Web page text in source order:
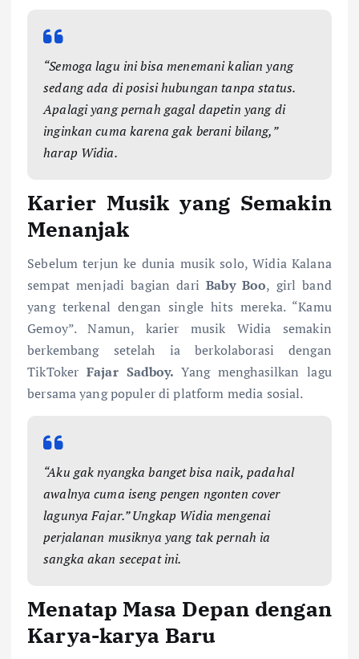
“Semoga lagu ini bisa menemani kalian yang
sedang ada di posisi hubungan tanpa status.
Apalagi yang pernah gagal dapetin yang di
inginkan cuma karena gak berani bilang,”
harap Widia.
Karier Musik yang Semakin
Menanjak
Sebelum terjun ke dunia musik solo, Widia Kalana
sempat menjadi bagian dariBaby Boo, girl band
yang terkenal dengan single hits mereka. “Kamu
Gemoy”. Namun, karier musik Widia semakin
berkembang setelah ia berkolaborasi dengan
TikTokerFajar Sadboy.Yang menghasilkan lagu
bersama yang populer di platform media sosial.
“Aku gak nyangka banget bisa naik, padahal
awalnya cuma iseng pengen ngonten cover
lagunya Fajar.” Ungkap Widia mengenai
perjalanan musiknya yang tak pernah ia
sangka akan secepat ini.
Menatap Masa Depan dengan
Karya-karya Baru